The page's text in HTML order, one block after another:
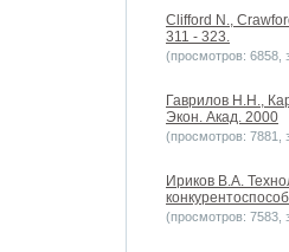
Clifford N.,
311 - 323.
(просмотров: 6858,
Гаврилов Н.Н.,
Экон. Акад. 2000
(просмотров: 7881,
Ириков В.А.
(просмотров: 7583,